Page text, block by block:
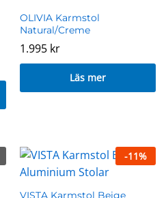
OLIVIA Karmstol
Natural/Creme
1.995 kr
Läs mer
-11%
VISTA Karmstol Beige